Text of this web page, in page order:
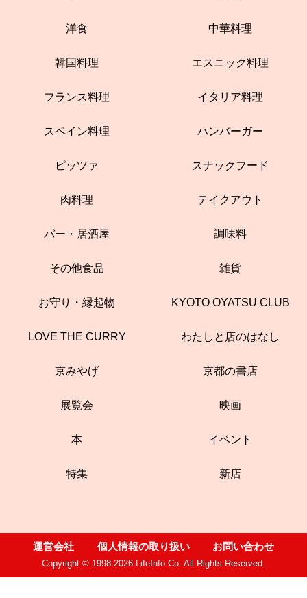
洋食 中華料理
韓国料理 エスニック料理
フランス料理 イタリア料理
スペイン料理 ハンバーガー
ピッツァ スナックフード
肉料理 テイクアウト
バー・居酒屋 調味料
その他食品 雑貨
お守り・縁起物 KYOTO OYATSU CLUB
LOVE THE CURRY わたしと店のはなし
京みやげ 京都の書店
展覧会 映画
本 イベント
特集 新店
運営会社 個人情報の取り扱い お問い合わせ
Copyright © 1998-2026 LifeInfo Co. All Rights Reserved.